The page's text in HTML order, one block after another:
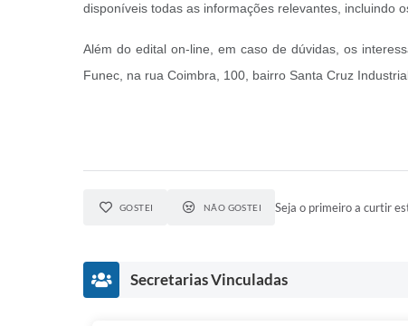
disponíveis todas as informações relevantes, incluindo
Além do edital on-line, em caso de dúvidas, os
Funec, na rua Coimbra, 100, bairro Santa Cruz
GOSTEI NÃO GOSTEI Seja o primeiro a curtir
Secretarias Vinculadas